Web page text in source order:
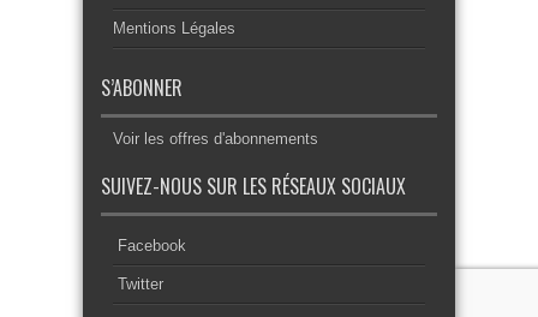
Mentions Légales
S’ABONNER
Voir les offres d'abonnements
SUIVEZ-NOUS SUR LES RÉSEAUX SOCIAUX
Facebook
Twitter